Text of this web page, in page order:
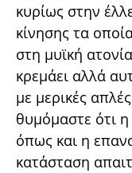
κυρίως στην
κίνησης τα
στη μυϊκή
κρεμάει αλλά
με μερικές
θυμόμαστε ότι
όπως και η
κατάσταση